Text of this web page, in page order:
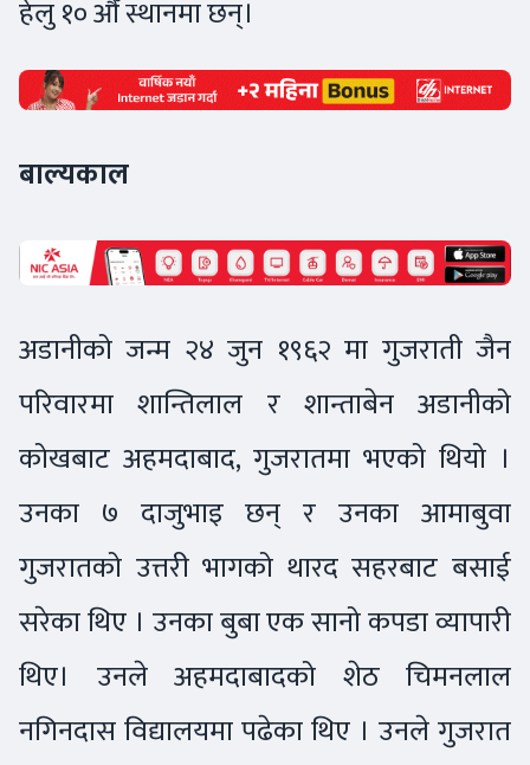
हेलु १० औँ स्थानमा छन्।
बाल्यकाल
अडानीको जन्म २४ जुन १९६२ मा गुजराती जैन
परिवारमा शान्तिलाल र शान्ताबेन अडानीको
कोखबाट अहमदाबाद, गुजरातमा भएको थियो ।
उनका ७ दाजुभाइ छन् र उनका आमाबुवा
गुजरातको उत्तरी भागको थारद सहरबाट बसाई
सरेका थिए । उनका बुबा एक सानो कपडा व्यापारी
थिए। उनले अहमदाबादको शेठ चिमनलाल
नगिनदास विद्यालयमा पढेका थिए । उनले गुजरात